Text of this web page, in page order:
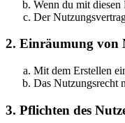
Wenn du mit diesen
Der
2. Einräumung von
Mit dem Erstellen
Das Nutzungsrecht
3. Pflichten des